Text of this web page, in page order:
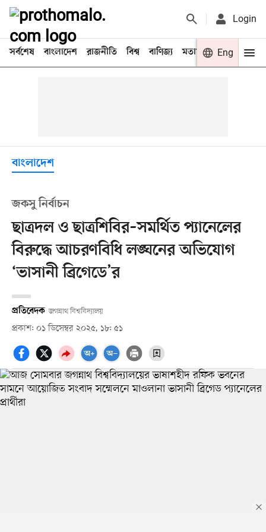
Login
সর্বশেষ বাংলাদেশ রাজনীতি বিশ্ব বাণিজ্য মতামত খেলা
Eng
বাংলাদেশ
জকসু নির্বাচন
ছাত্রদল ও ছাত্রশিবির–সমর্থিত প্যানেলের
বিরুদ্ধে আচরণবিধি লঙ্ঘনের অভিযোগ
‘ভাসানী ব্রিগেডে’র
প্রতিবেদক জগন্নাথ বিশ্ববিদ্যালয়
প্রকাশ: ০১ ডিসেম্বর ২০২৫, ১৮: ৫১